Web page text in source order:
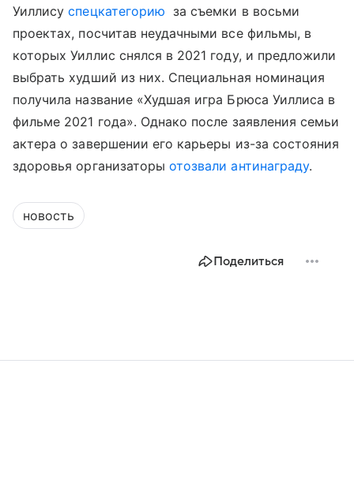
Уиллисуспецкатегорию за съемки в восьми
проектах, посчитав неудачными все фильмы, в
которых Уиллис снялся в 2021 году, и предложили
выбрать худший из них. Специальная номинация
получила название «Худшая игра Брюса Уиллиса в
фильме 2021 года». Однако после заявления семьи
актера о завершении его карьеры из-за состояния
здоровья организаторыотозвали антинаграду.
новость
Поделиться